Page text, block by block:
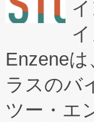
Enzene
ラスのバ
ツー・エ